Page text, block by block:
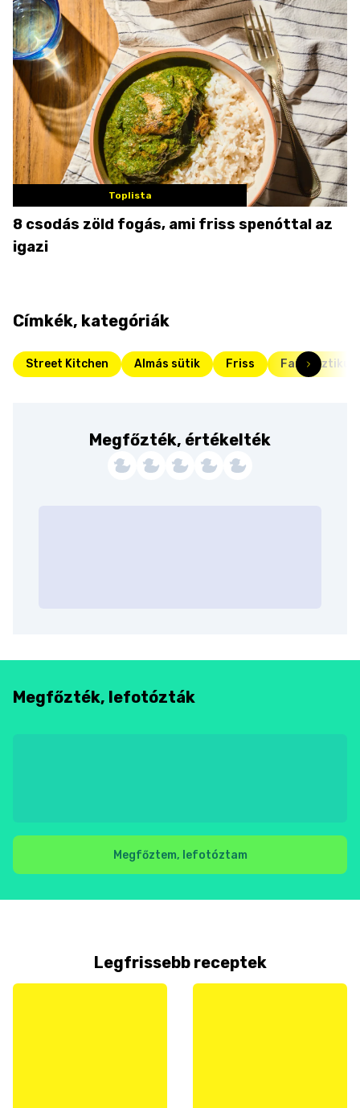
Toplista
8 csodás zöld fogás, ami friss spenóttal az
igazi
Címkék, kategóriák
Street Kitchen Almás sütik Friss Fantasztikus
Megfőzték, értékelték
Megfőzték, lefotózták
Megfőztem, lefotóztam
Legfrissebb receptek